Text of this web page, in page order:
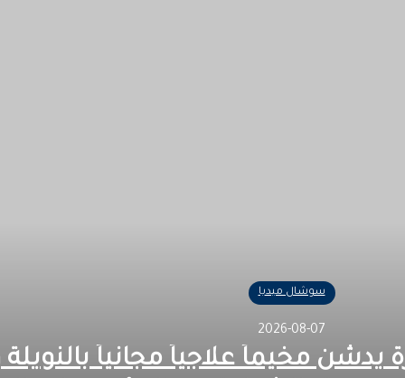
سوشال ميديا
2026-08-07
يدشن مخيماً علاجياً مجانياً